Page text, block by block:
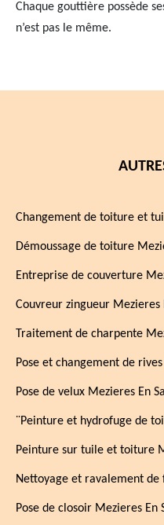
Chaque gouttière possède
n’est pas le même.
Changement de toiture et
Démoussage de toiture
Entreprise de couverture
Couvreur zingueur Mezieres
Traitement de charpente
Pose et changement de
Pose de velux Mezieres En
¨Peinture et hydrofuge de
Peinture sur tuile et toiture
Nettoyage et ravalement de
Pose de closoir Mezieres En